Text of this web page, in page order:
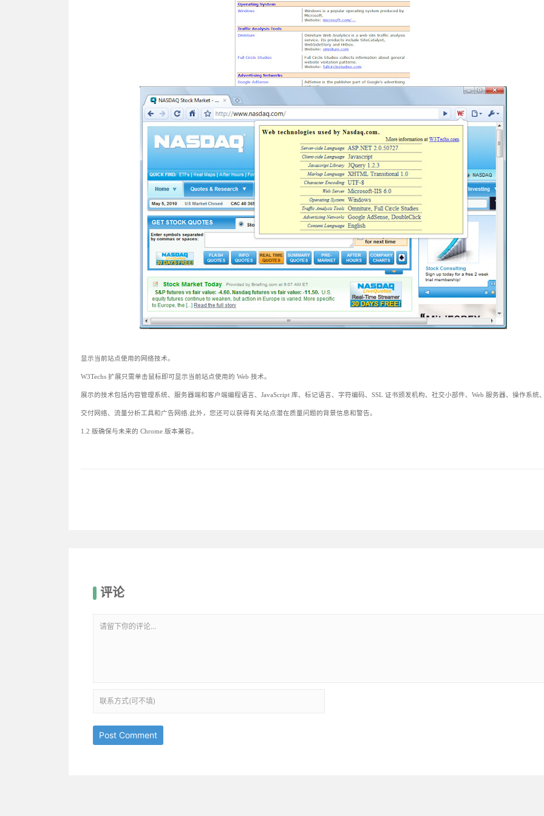
显示当前站点使用的网络技术。
W3Techs 扩展只需单击鼠标即可显示当前站点使用的 Web 技术。
展示的技术包括内容管理系统、服务器端和客户端编程语言、JavaScript 库、标记语言、字符编码、SSL 证书颁发机构、社交小部件、Web 服务器、操作系统
交付网络、流量分析工具和广告网络.此外，您还可以获得有关站点潜在质量问题的背景信息和警告。
1.2 版确保与未来的 Chrome 版本兼容。
评论
Post Comment